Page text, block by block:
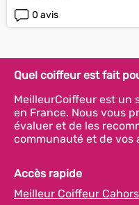
0 avis
Quel coiffeur est fait
MeilleurCoiffeur est un
en France. Nous vous
évaluer et de les
communauté et de vos
Accès rapide
Meilleur Coiffeur Cahors